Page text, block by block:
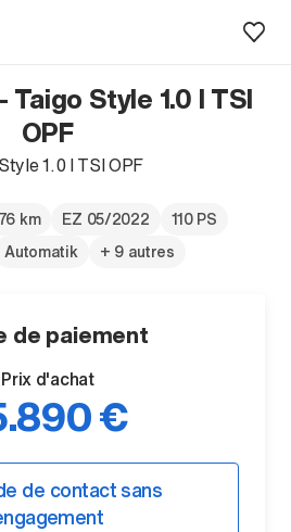
véhicule
Taigo Style 1.0 l TSI
OPF
1.0 l TSI OPF
km EZ 05/2022
110 PS
Automatik + 9 autres
de paiement
Prix d'achat
€
de contact sans